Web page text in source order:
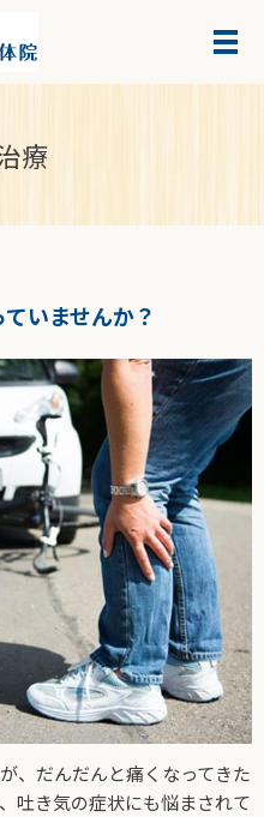
療
いませんか？
、だんだんと痛くなってきた
吐き気の症状にも悩まされて